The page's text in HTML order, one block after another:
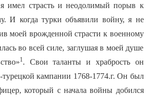
я имел страсть и неодолимый порыв к
И когда турки объявили войну, я не
моей врожденной страсти к военному
во всей силе, заглушая в моей душе
1 . Свои таланты и храбрость он
турецкой кампании 1768-1774.г. Он был
который с начала войны добился